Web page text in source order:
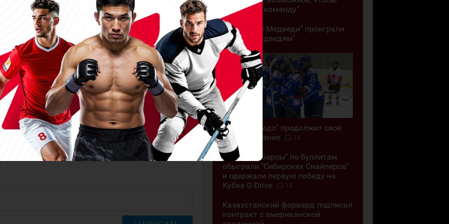
кто оставит комментарий!
сохранить команду"
"Кузнецкие Медведи" проиграли
"Белым Медведям"
ЖХК "Торпедо" продолжит своё
существование
14
"Снежные Барсы" по буллитам
обыграли "Сибирских Снайперов"
и одержали первую победу на
Кубке G-Drive
14
Казахстанский форвард подписал
контракт с американской